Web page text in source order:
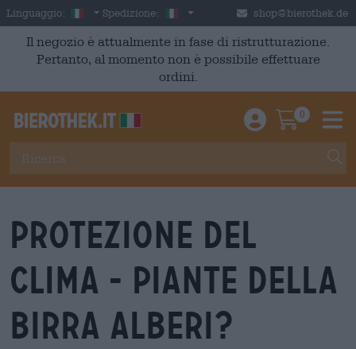
Skip to main content
Linguaggio: Italian
Spedizione: Italia shop@bierothek.de
Il negozio è attualmente in fase di ristrutturazione.
Pertanto, al momento non è possibile effettuare
ordini.
Einloggen /
0
Protezione del
clima - piante della
birra alberi?